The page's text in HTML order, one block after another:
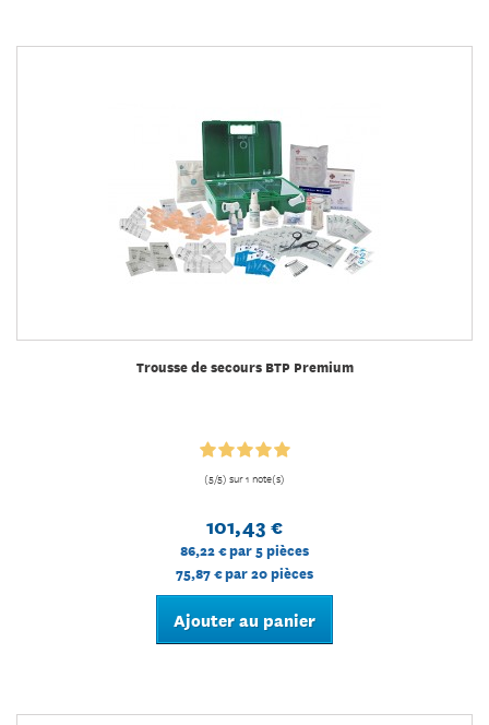
Trousse de secours BTP Premium
(5/5) sur 1 note(s)
101,43 €
86,22 €par 5 pièces
75,87 €par 20 pièces
Ajouter au panier